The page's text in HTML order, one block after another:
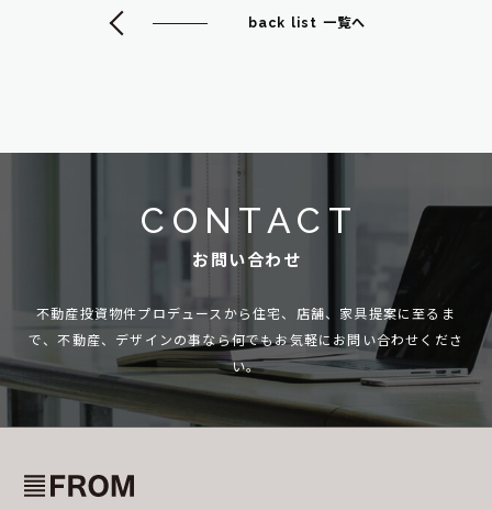
back list 一覧へ
CONTACT
お問い合わせ
不動産投資物件プロデュースから住宅、店舗、家具提案に至るま
で、不動産、デザインの事なら何でもお気軽にお問い合わせくださ
い。